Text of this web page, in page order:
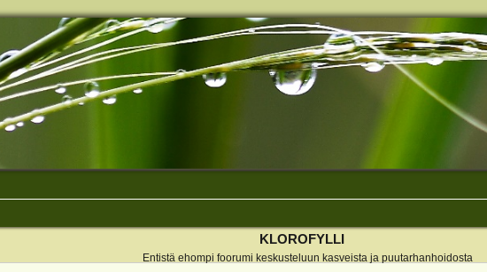
KLOROFYLLI
Entistä ehompi foorumi keskusteluun kasveista ja puutarhanhoidosta